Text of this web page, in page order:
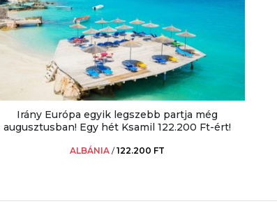
Irány Európa egyik legszebb partja még
augusztusban! Egy hét Ksamil 122.200 Ft-ért!
ALBÁNIA /122.200 FT